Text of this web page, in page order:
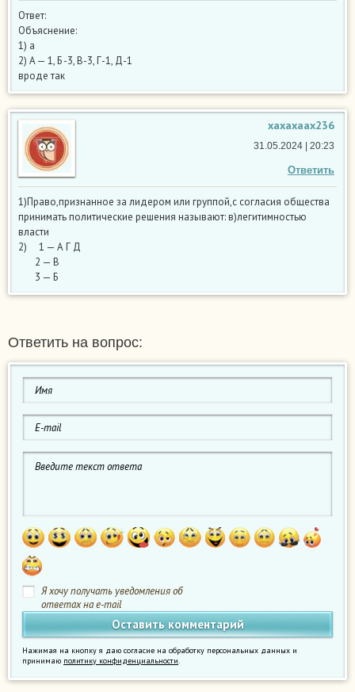
Ответ:
Объяснение:
1) a
2) A — 1, Б -3, В-3, Г-1, Д-1
вроде так
xaxaxaax236
Ответить
31.05.2024 | 20:23
1)Право,признанное за лидером или группой,с согласия общества
принимать политические решения называют: в)легитимностью
власти
2) 1 — А Г Д
2 — В
3 — Б
Ответить на вопрос:
Я хочу получать уведомления об
ответах на e-mail
Нажимая на кнопку я даю согласие на обработку персональных данных и
принимаю политику конфиденциальности.